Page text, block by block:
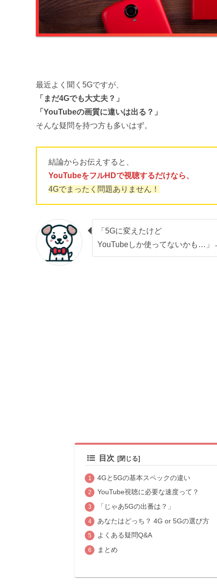
最近よく聞く5Gですが、
「まだ4Gでも大丈夫？」
「YouTubeの画質に違いは出る？」
そんな疑問を持つ方も多いはず。
結論からお伝えすると、
YouTubeをフルHDで視聴するだけなら、
4Gでまったく問題ありません！
「5Gに変えたけど
YouTubeしか使ってないかも…
目次
4Gと5Gの基本スペックの違い
YouTube視聴に必要な速度って？
「じゃあ5Gの出番は？」
あなたはどっち？ 4G or 5Gの選び方
よくある疑問Q&A
まとめ